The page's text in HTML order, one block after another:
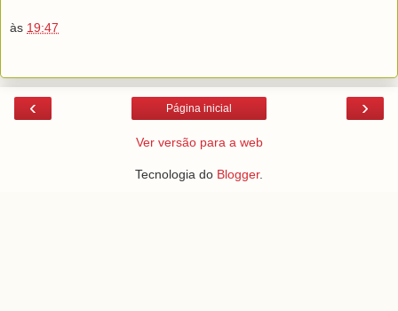
às 19:47
‹ ›
Página inicial
Ver versão para a web
Tecnologia do Blogger.